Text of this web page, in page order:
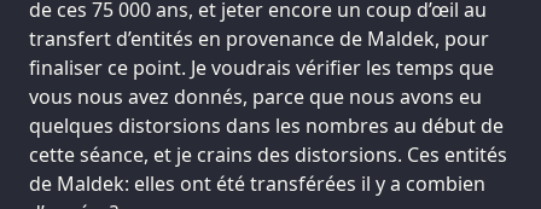
de ces 75 000 ans, et jeter encore un coup d’œil au
transfert d’entités en provenance de Maldek, pour
finaliser ce point. Je voudrais vérifier les temps que
vous nous avez donnés, parce que nous avons eu
quelques distorsions dans les nombres au début de
cette séance, et je crains des distorsions. Ces entités
de Maldek: elles ont été transférées il y a combien